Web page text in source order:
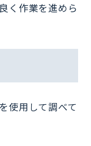
く作業を進めら
使用して調べて